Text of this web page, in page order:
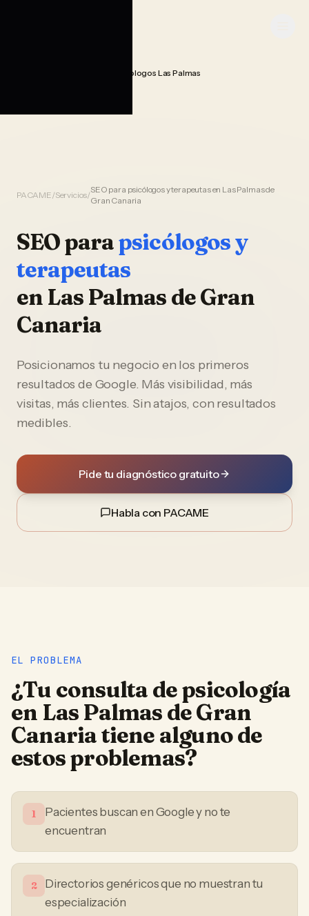
Seo Posicionamiento Psicologos Las Palmas
PACAME/Servicios/
SEO para psicólogos y terapeutas en Las Palmas de
Gran Canaria
SEOparapsicólogos y
terapeutas
en Las Palmas de Gran
Canaria
Posicionamos tu negocio en los primeros
resultados de Google. Más visibilidad, más
visitas, más clientes. Sin atajos, con resultados
medibles.
Pide tu diagnóstico gratuito
Habla con PACAME
EL PROBLEMA
¿Tu consulta de psicología
en Las Palmas de Gran
Canariatiene alguno de
estos problemas?
1
Pacientes buscan en Google y no te
encuentran
2
Directorios genéricos que no muestran tu
especialización